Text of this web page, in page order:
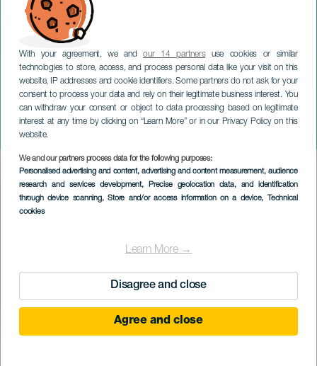
With your agreement, we andour 14 partnersuse cookies or similar
technologies to store, access, and process personal data like your visit on this
website, IP addresses and cookie identifiers. Some partners do not ask for your
consent to process your data and rely on their legitimate business interest. You
can withdraw your consent or object to data processing based on legitimate
interest at any time by clicking on “Learn More” or in our Privacy Policy on this
website.
We and our partners process data for the following purposes:
Personalised advertising and content, advertising and content measurement, audience
research and services development, Precise geolocation data, and identification
through device scanning, Store and/or access information on a device, Technical
cookies
Learn More →
Disagree and close
Agree and close
Anouar Brahem Quartet
LANZAROTE
Imagen
Listado